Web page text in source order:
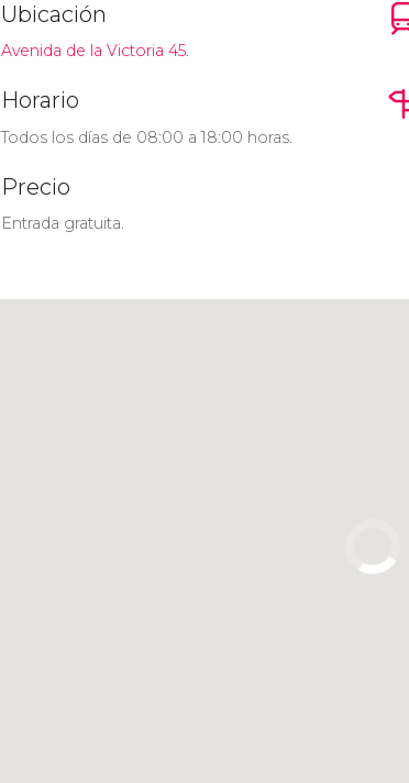
Ubicación
Avenida de la Victoria 45.
Horario
Todos los días de 08:00 a 18:00 horas.
Precio
Entrada gratuita.